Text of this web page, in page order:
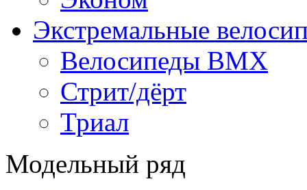
Экстремальные
Велосипеды BMX
Стрит/дёрт
Триал
Модельный ряд